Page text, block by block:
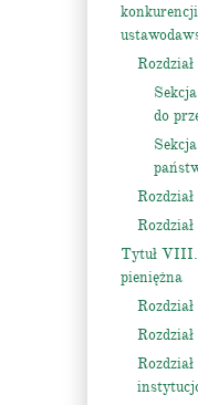
do
Tytuł VIII.
pieniężna